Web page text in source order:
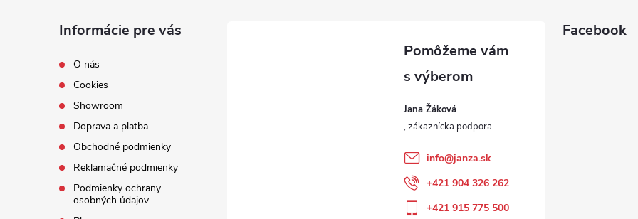
Informácie pre vás
O nás
Cookies
Showroom
Doprava a platba
Obchodné podmienky
Reklamačné podmienky
Podmienky ochrany
osobných údajov
Jana Žáková
info@janza.sk
+421 904 326 262
+421 915 775 500
Facebook